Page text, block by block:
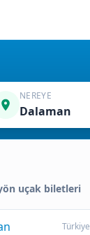
NEREYE
Dalaman
uçak biletleri
Türkiye